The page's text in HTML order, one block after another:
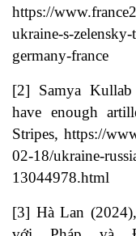
https://
ukraine-s-
germany-france
[2] Samya
have enough
Stripes, https://
02-18/ukraine-
13044978.html
[3] Hà Lan